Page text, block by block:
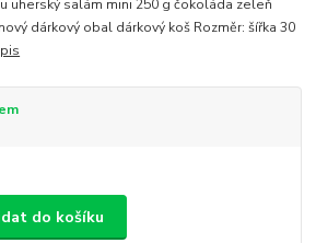
uherský salám mini 250 g čokoláda zeleň
dárkový obal dárkový koš Rozměr: šířka 30
do košíku